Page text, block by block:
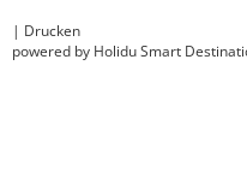
| Drucken
powered by Holidu Smart